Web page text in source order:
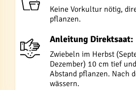
Keine Vorkultur nötig,
pflanzen.
Anleitung Direktsaat:
Zwiebeln im Herbst
Dezember) 10 cm tief
Abstand pflanzen. Nach
wässern.